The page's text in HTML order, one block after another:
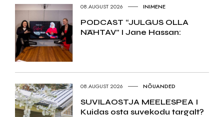
08.AUGUST 2026 INIMENE
PODCAST “JULGUS OLLA
NÄHTAV” I Jane Hassan:
08.AUGUST 2026 NÕUANDED
SUVILAOSTJA MEELESPEA I
Kuidas osta suvekodu targalt?